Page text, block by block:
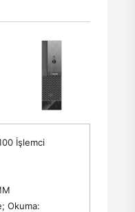
İşlemci
Okuma: